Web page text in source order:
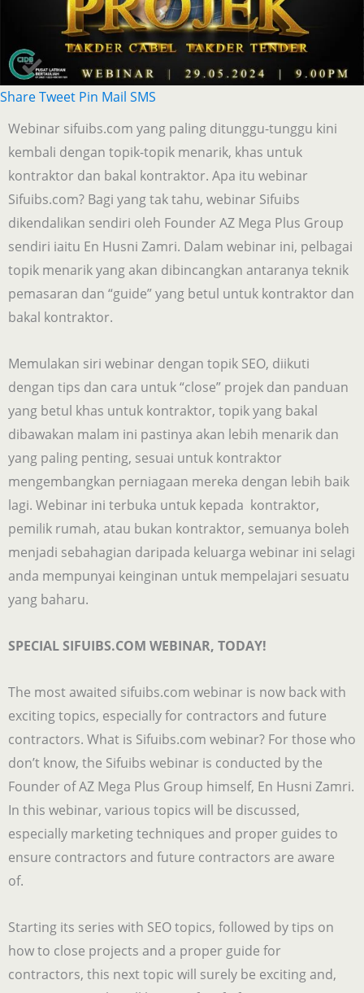
ShareTweet Pin Mail SMS
Webinar sifuibs.com yang paling ditunggu-tunggu kini
kembali dengan topik-topik menarik, khas untuk
kontraktor dan bakal kontraktor. Apa itu webinar
Sifuibs.com? Bagi yang tak tahu, webinar Sifuibs
dikendalikan sendiri oleh Founder AZ Mega Plus Group
sendiri iaitu En Husni Zamri. Dalam webinar ini, pelbagai
topik menarik yang akan dibincangkan antaranya teknik
pemasaran dan “guide” yang betul untuk kontraktor dan
bakal kontraktor.
Memulakan siri webinar dengan topik SEO, diikuti
dengan tips dan cara untuk “close” projek dan panduan
yang betul khas untuk kontraktor, topik yang bakal
dibawakan malam ini pastinya akan lebih menarik dan
yang paling penting, sesuai untuk kontraktor
mengembangkan perniagaan mereka dengan lebih baik
lagi. Webinar ini terbuka untuk kepada kontraktor,
pemilik rumah, atau bukan kontraktor, semuanya boleh
menjadi sebahagian daripada keluarga webinar ini selagi
anda mempunyai keinginan untuk mempelajari sesuatu
yang baharu.
SPECIAL SIFUIBS.COM WEBINAR, TODAY!
The most awaited sifuibs.com webinar is now back with
exciting topics, especially for contractors and future
contractors. What is Sifuibs.com webinar? For those who
don’t know, the Sifuibs webinar is conducted by the
Founder of AZ Mega Plus Group himself, En Husni Zamri.
In this webinar, various topics will be discussed,
especially marketing techniques and proper guides to
ensure contractors and future contractors are aware
of.
Starting its series with SEO topics, followed by tips on
how to close projects and a proper guide for
contractors, this next topic will surely be exciting and,